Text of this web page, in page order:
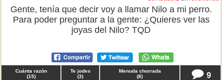
Gente, tenía que decir voy a llamar Nilo a mi perro.
Para poder preguntar a la gente: ¿Quieres ver las
joyas del Nilo? TQD
Cuánta razón
(15)
Te jodes
(3)
Menuda chorrada
(8) 9